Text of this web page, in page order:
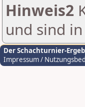
Hinweis2
und sind
Der Schachturnier-
Impressum /